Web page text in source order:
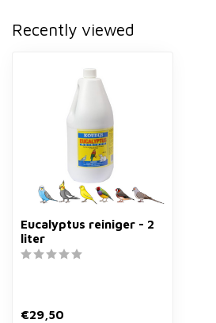
Recently viewed
Eucalyptus reiniger - 2
liter
€29,50